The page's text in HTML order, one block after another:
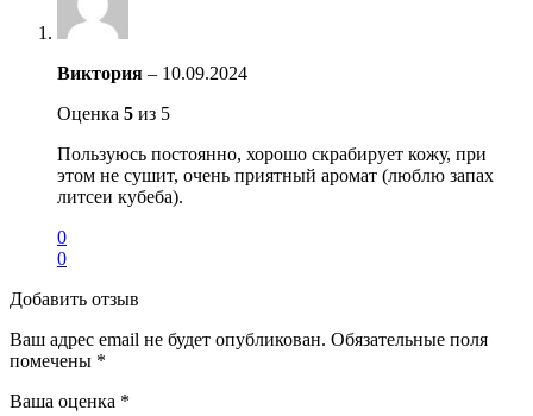
Виктория – 10.09.2024
Оценка 5 из 5
Пользуюсь постоянно, хорошо скрабирует кожу, при
этом не сушит, очень приятный аромат (люблю запах
литсеи кубеба).
0
0
Добавить отзыв
Ваш адрес email не будет опубликован. Обязательные поля
помечены *
Ваша оценка *